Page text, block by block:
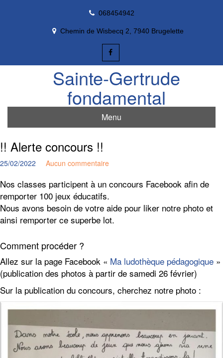
068454942
Chemin de Wisbecq 2, 7940 Brugelette
Sainte-Gertrude
fondamental
Menu
!! Alerte concours !!
25/02/2022 Aucun commentaire
Nos classes participent à un concours Facebook afin de
remporter 100 jeux éducatifs.
Nous avons besoin de votre aide pour liker notre photo et
ainsi remporter ce superbe lot.
Comment procéder ?
Allez sur la page Facebook « Ma ludothèque pédagogique »
(publication des photos à partir de samedi 26 février)
Sur la publication du concours, cherchez notre photo :